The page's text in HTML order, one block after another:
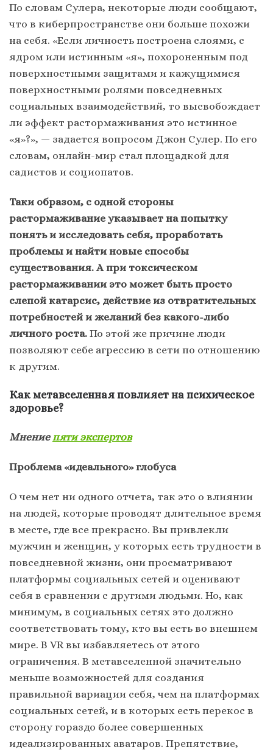
По словам Сулера, некоторые люди сообщают,
что в киберпространстве они больше похожи
на себя. «Если личность построена слоями, с
ядром или истинным «я», похороненным под
поверхностными защитами и кажущимися
поверхностными ролями повседневных
социальных взаимодействий, то высвобождает
ли эффект растормаживания это истинное
«я»?», — задается вопросом Джон Сулер. По его
словам, онлайн-мир стал площадкой для
садистов и социопатов.
Таки образом, с одной стороны
растормаживание указывает на попытку
понять и исследовать себя, проработать
проблемы и найти новые способы
существования. А при токсическом
растормаживании это может быть просто
слепой катарсис, действие из отвратительных
потребностей и желаний без какого-либо
личного роста. По этой же причине люди
позволяют себе агрессию в сети по отношению
к другим.
Как метавселенная повлияет на психическое
здоровье?
Мнение пяти экспертов
Проблема «идеального» глобуса
О чем нет ни одного отчета, так это о влиянии
на людей, которые проводят длительное время
в месте, где все прекрасно. Вы привлекли
мужчин и женщин, у которых есть трудности в
повседневной жизни, они просматривают
платформы социальных сетей и оценивают
себя в сравнении с другими людьми. Но, как
минимум, в социальных сетях это должно
соответствовать тому, кто вы есть во внешнем
мире. В VR вы избавляетесь от этого
ограничения. В метавселенной значительно
меньше возможностей для создания
правильной вариации себя, чем на платформах
социальных сетей, и в которых есть перекос в
сторону гораздо более совершенных
идеализированных аватаров. Препятствие,